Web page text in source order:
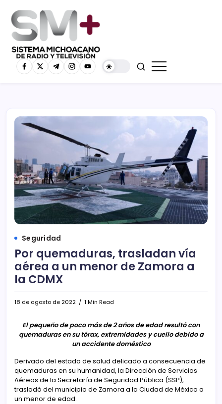
Seguridad
Por quemaduras, trasladan vía
aérea a un menor de Zamora a
la CDMX
18 de agosto de 2022 1 Min Read
El pequeño de poco más de 2 años de edad resultó con
quemaduras en su tórax, extremidades y cuello debido a
un accidente doméstico
Derivado del estado de salud delicado a consecuencia de
quemaduras en su humanidad, la Dirección de Servicios
Aéreos de la Secretaría de Seguridad Pública (SSP),
trasladó del municipio de Zamora a la Ciudad de México a
un menor de edad.